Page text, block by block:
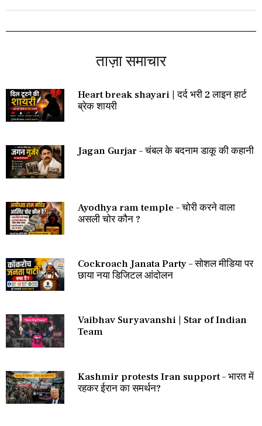
ताज़ा समाचार
Heart break shayari | दर्द भरी 2 लाइन हार्ट
ब्रेक शायरी
Jagan Gurjar – चंबल के बदनाम डाकू की कहानी
Ayodhya ram temple – चोरी करने वाला
असली चोर कौन ?
Cockroach Janata Party – सोशल मीडिया पर
छाया नया डिजिटल आंदोलन
Vaibhav Suryavanshi | Star of Indian
Team
Kashmir protests Iran support – भारत में
रहकर ईरान का समर्थन?